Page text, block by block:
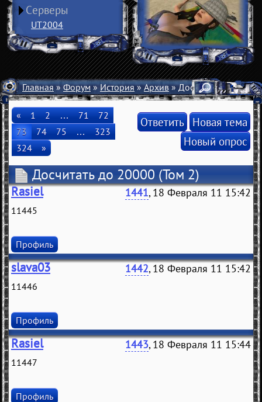
Серверы
UT2004
Главная»Форум»История»Архив» Досчитать до 20000
« 1 2 … 71
72
73
74 75 …
323
324
»
Ответить Новая тема
Новый опрос
Досчитать до 20000 (Том 2)
Rasiel 1441, 18 Февраля 11 15:42
11445
Профиль
slava03 1442, 18 Февраля 11 15:42
11446
Профиль
Rasiel 1443, 18 Февраля 11 15:44
11447
Профиль